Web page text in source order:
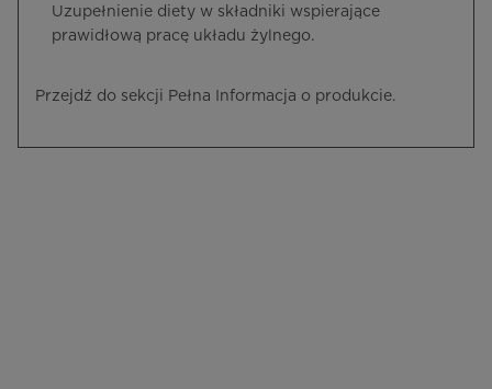
Uzupełnienie diety w składniki wspierające
prawidłową pracę układu żylnego.
Przejdź do sekcji Pełna Informacja o produkcie.